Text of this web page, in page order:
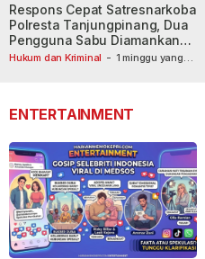
Hukum dan Kriminal - 1 minggu yang
Respons Cepat Satresnarkoba
Polresta Tanjungpinang, Dua
Pengguna Sabu Diamankan
Usai Dilaporkan ke Call Center
ENTERTAINMENT